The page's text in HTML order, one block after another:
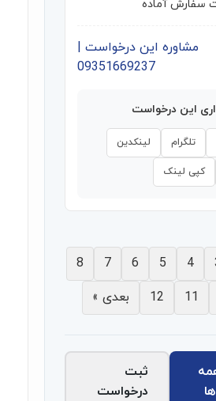
سفارش آماده
مشاوره این درخواست |
09351669237
این درخواست
تلگرام لینکدین
کپی لینک
4
5
6
7
8
11
12 بعدی »
ثبت
درخواست